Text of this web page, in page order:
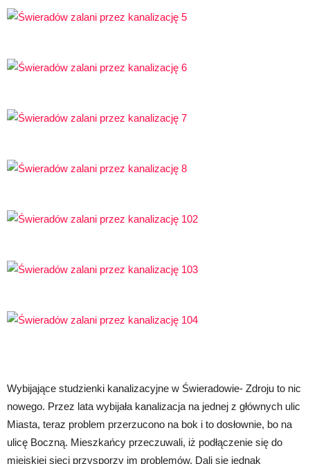
Wybijające studzienki kanalizacyjne w Świeradowie- Zdroju to nic
nowego. Przez lata wybijała kanalizacja na jednej z głównych ulic
Miasta, teraz problem przerzucono na bok i to dosłownie, bo na
ulicę Boczną. Mieszkańcy przeczuwali, iż podłączenie się do
miejskiej sieci przysporzy im problemów. Dali się jednak